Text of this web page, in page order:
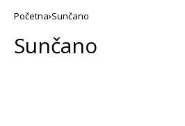
Početna Sunčano
Sunčano